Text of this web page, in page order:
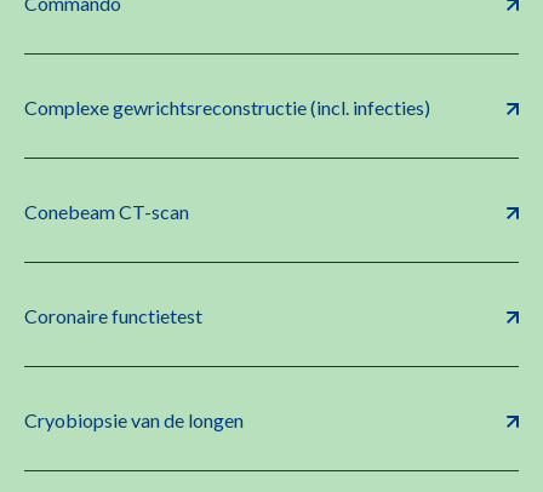
Complexe gewrichtsreconstructie (incl. infecties)
Conebeam CT-scan
Coronaire functietest
Cryobiopsie van de longen